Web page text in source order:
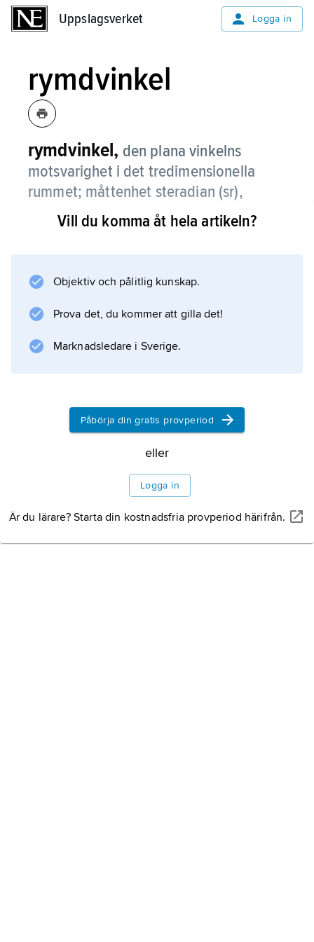
Uppslagsverket Logga in
rymdvinkel
rymdvinkel, den plana vinkelns
motsvarighet i det tredimensionella
rummet; måttenhet steradian (sr),
beteckningΩ
genom O och föremålets kontur. Dess storlek
sfär med radien 1 och centrum i O. Om denna
area är 1, så sägs rymdvinkeln vara
Information om artikeln
Vill du komma åt hela artikeln?
Objektiv och pålitlig kunskap.
Prova det, du kommer att gilla det!
Marknadsledare i Sverige.
Påbörja din gratis provperiod
eller
Logga in
Är du lärare? Starta din kostnadsfria provperiod härifrån.